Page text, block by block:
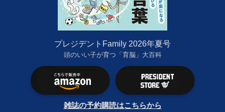
プレジデントFamily 2026年夏号
頭のいい子が育つ「育脳」大百科
雑誌の予約購読はこちらから